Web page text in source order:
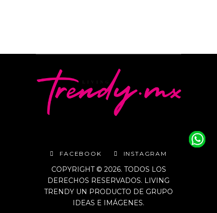
FACEBOOK INSTAGRAM
COPYRIGHT © 2026. TODOS LOS
DERECHOS RESERVADOS. LIVING
TRENDY UN PRODUCTO DE GRUPO
IDEAS E IMÁGENES.